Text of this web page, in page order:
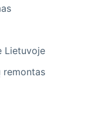
Lietuvoje